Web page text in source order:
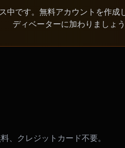
中です。無料アカウントを作成
ディベーターに加わりましょう
、クレジットカード不要。